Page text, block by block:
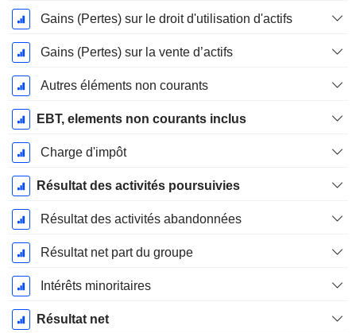
Gains (Pertes) sur le droit d'utilisation d'actifs
Gains (Pertes) sur la vente d’actifs
Autres éléments non courants
EBT, elements non courants inclus
Charge d'impôt
Résultat des activités poursuivies
Résultat des activités abandonnées
Résultat net part du groupe
Intérêts minoritaires
Résultat net